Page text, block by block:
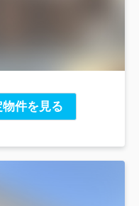
件を見る